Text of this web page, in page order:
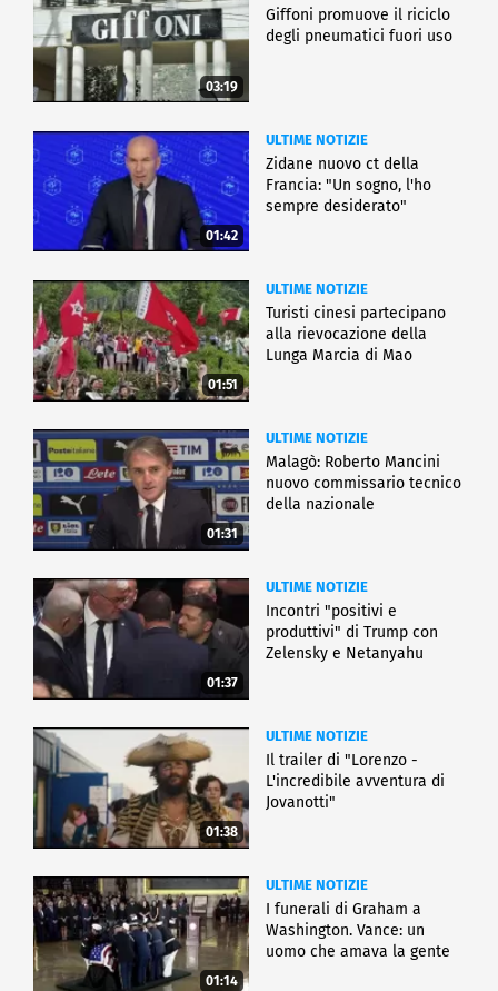
03:19
Giffoni promuove il riciclo
degli pneumatici fuori uso
01:42
ULTIME NOTIZIE
Zidane nuovo ct della
Francia: "Un sogno, l'ho
sempre desiderato"
01:51
ULTIME NOTIZIE
Turisti cinesi partecipano
alla rievocazione della
Lunga Marcia di Mao
01:31
ULTIME NOTIZIE
Malagò: Roberto Mancini
nuovo commissario tecnico
della nazionale
01:37
ULTIME NOTIZIE
Incontri "positivi e
produttivi" di Trump con
Zelensky e Netanyahu
01:38
ULTIME NOTIZIE
Il trailer di "Lorenzo -
L'incredibile avventura di
Jovanotti"
01:14
ULTIME NOTIZIE
I funerali di Graham a
Washington. Vance: un
uomo che amava la gente